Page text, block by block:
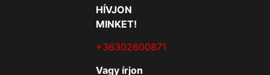
HÍVJON
MINKET!
+36302600871
Vagy írjon